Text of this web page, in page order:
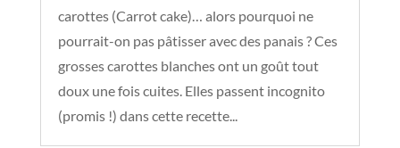
carottes (Carrot cake)… alors pourquoi ne
pourrait-on pas pâtisser avec des panais ? Ces
grosses carottes blanches ont un goût tout
doux une fois cuites. Elles passent incognito
(promis !) dans cette recette...